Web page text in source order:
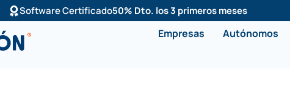
Software Certificado50% Dto. los 3 primeros meses
Empresas Autónomos